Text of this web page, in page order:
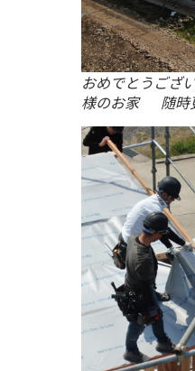
おめでとうござ
様のお家 随時